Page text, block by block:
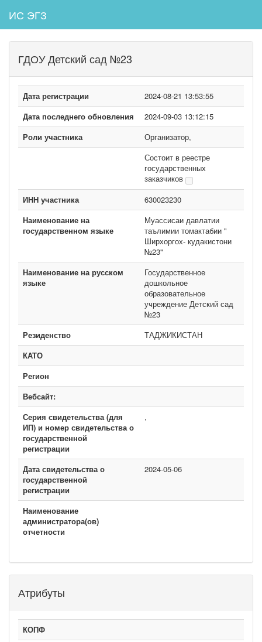
ИС ЭГЗ
ГДОУ Детский сад №23
Дата регистрации
2024-08-21 13:53:55
Дата последнего обновления
2024-09-03 13:12:15
Роли участника
Организатор,
Состоит в реестре
государственных
заказчиков
ИНН участника
630023230
Наименование на
государственном языке
Муассисаи давлатии
таълимии томактабии "
Ширхоргох- кудакистони
№23"
Наименование на русском
языке
Государственное
дошкольное
образовательное
учреждение Детский сад
№23
Резиденство
ТАДЖИКИСТАН
КАТО
Регион
Вебсайт:
Серия свидетельства (для
ИП) и номер свидетельства о
государственной
регистрации
,
Дата свидетельства о
государственной
регистрации
2024-05-06
Наименование
администратора(ов)
отчетности
Атрибуты
КОПФ